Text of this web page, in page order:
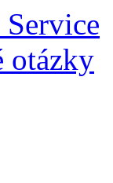
otázky